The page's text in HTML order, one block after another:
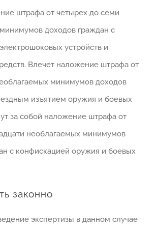
штрафа от четырех до семи
доходов граждан с
устройств и
Влечет наложение штрафа от
минимумов доходов
изъятием оружия и боевых
за собой наложение штрафа от
необлагаемых минимумов
с конфискацией оружия и боевых
законно
экспертизы в данном случае